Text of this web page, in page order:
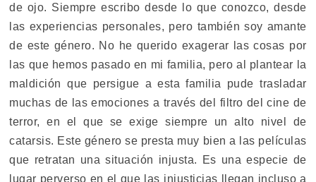
de ojo. Siempre escribo desde lo que conozco, desde
las experiencias personales, pero también soy amante
de este género. No he querido exagerar las cosas por
las que hemos pasado en mi familia, pero al plantear la
maldición que persigue a esta familia pude trasladar
muchas de las emociones a través del filtro del cine de
terror, en el que se exige siempre un alto nivel de
catarsis. Este género se presta muy bien a las películas
que retratan una situación injusta. Es una especie de
lugar perverso en el que las injusticias llegan incluso a